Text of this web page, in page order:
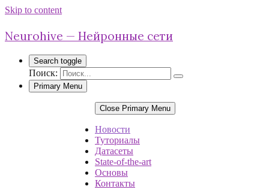
Skip to content
Neurohive — Нейронные сети
Search toggle
Поиск:
Primary Menu
Close Primary Menu
Новости
Туториалы
Датасеты
State-of-the-art
Основы
Контакты